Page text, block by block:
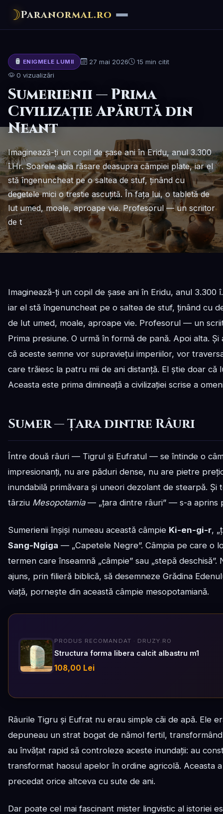
☽Paranormal.ro
ENIGMELE LUMII 27 mai 2026
15 min citit
0 vizualizări
Sumerienii — Prima
Civilizație Apărută din
Neant
Imaginează-ți un copil de șase ani în Eridu, anul 3.300
î.Hr. Soarele abia răsare deasupra câmpiei plate, iar el
stă îngenuncheat pe o saltea de stuf, ținând cu
degetele mici o trestie ascuțită. În fața lui, o tabletă de
lut umed, moale, aproape vie. Profesorul — un scriitor
de t
Imaginează-ți un copil de șase ani în Eridu, anul
iar el stă îngenuncheat pe o saltea de stuf, ținând cu
de lut umed, moale, aproape vie. Profesorul — un
Prima presiune. O urmă în formă de pană. Apoi alta.
că aceste semne vor supraviețui imperiilor, vor
care trăiesc la patru mii de ani distanță. El știe doar
Aceasta este prima dimineață a civilizației scrise a
Sumer — Țara dintre Râuri
Între două râuri — Tigrul și Eufratul — se întinde o
impresionanți, nu are păduri dense, nu are pietre
inundabilă primăvara și uneori dezolant de stearpă.
târziu Mesopotamia— „țara dintre râuri” — s-a aprins
Sumerienii înșiși numeau această câmpie Ki-en-gi-r,
Sang-Ngiga — „Capetele Negre”. Câmpia pe care o
termen care înseamnă „câmpie” sau „stepă
ajuns, prin filieră biblică, să desemneze Grădina
viață, pornește din această câmpie mesopotamiană.
PRODUS RECOMANDAT · DRUZY.RO
Structura forma libera calcit albastru m1
108,00 Lei
Râurile Tigru și Eufrat nu erau simple căi de apă. Ele
depuneau un strat bogat de nămol fertil,
au învățat rapid să controleze aceste inundații: au
transformat haosul apelor în ordine agricolă. Aceasta
precedat orice altceva cu sute de ani.
Dar poate cel mai fascinant mister lingvistic al istoriei